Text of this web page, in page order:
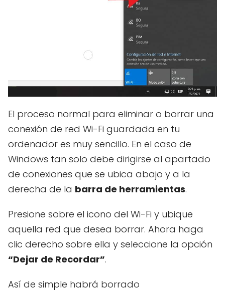
El proceso normal para eliminar o borrar una
conexión de red Wi-Fi guardada en tu
ordenador es muy sencillo. En el caso de
Windows tan solo debe dirigirse al apartado
de conexiones que se ubica abajo y a la
derecha de la barra de herramientas.
Presione sobre el icono del Wi-Fi y ubique
aquella red que desea borrar. Ahora haga
clic derecho sobre ella y seleccione la opción
“Dejar de Recordar”.
Así de simple habrá borrado